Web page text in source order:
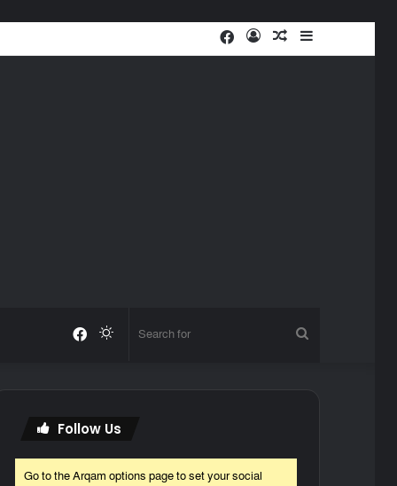
Random
Log
Facebook
Switch
Facebook
Follow Us
Go to the Arqam options page to set your social